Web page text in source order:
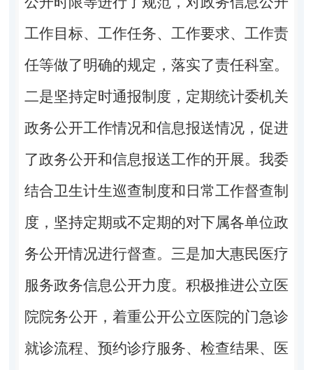
工作目标、工作任务、工作要求、工作责
任等做了明确的规定，落实了责任科室。
二是坚持定时通报制度，定期统计委机关
政务公开工作情况和信息报送情况，促进
了政务公开和信息报送工作的开展。我委
结合卫生计生巡查制度和日常工作督查制
度，坚持定期或不定期的对下属各单位政
务公开情况进行督查。三是加大惠民医疗
服务政务信息公开力度。积极推进公立医
院院务公开，着重公开公立医院的门急诊
就诊流程、预约诊疗服务、检查结果、医